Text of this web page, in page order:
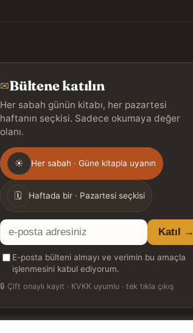
✉Bültene katılın
Her sabah günün kitabı, her pazartesi
haftanın seçkisi. Sadece okumaya değer
olanı.
Gönderim
sıklığı
☀ Her sabah · Güne kitapla uyanın
🗓 Haftada bir · Pazartesi seçkisi
E-
posta
adresiniz
Katıl →
E-posta bülteni almayı ve verimin bu amaçla
işlenmesini kabul ediyorum.
🔒 Çift onaylı kayıt · KVKK uyumlu · tek tıkla çıkış